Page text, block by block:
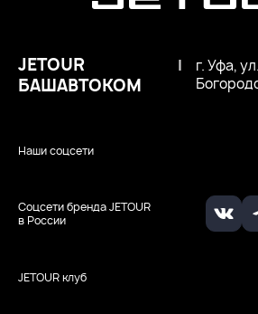
JETOUR клуб
Соцсети бренда JETOUR
в России
Наши соцсети
JETOUR
БАШАВТОКОМ
|
г. Уфа,